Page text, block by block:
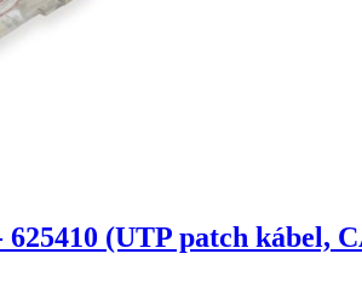
(UTP patch kábel,